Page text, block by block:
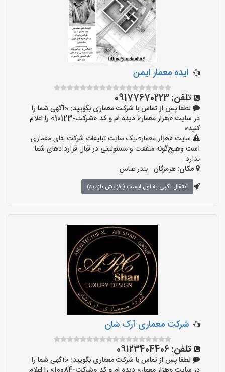
ایده معمار ایمن
تلفن:09177670223
لطفا پس از تماس با شرکت معماری بگویید: «آگهی شما را
در سایت «هزار معمار» دیده ام و کد «شرکت-10123» را اعلام
کنید»
سایت «هزار معمار»،یک سایت تبلیغات شرکت های معماری
است وهیچ‌گونه منفعت و مسئولیتی در قبال قراردادهای شما
ندارد.
مکان:هرمزگان - بندر عباس
انتقال آگهی به اول لیست (افزایش بازدید)
شرکت معماری آرک شان
تلفن: 09123404406
لطفا پس از تماس با شرکت معماری بگویید: «آگهی شما را